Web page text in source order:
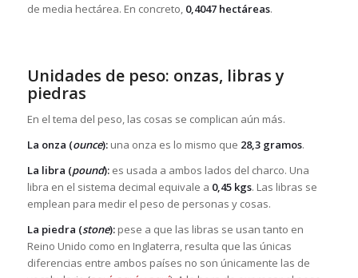
de media hectárea. En concreto, 0,4047 hectáreas.
Unidades de peso: onzas, libras y
piedras
En el tema del peso, las cosas se complican aún más.
La onza (ounce):una onza es lo mismo que 28,3 gramos.
La libra (pound):es usada a ambos lados del charco. Una
libra en el sistema decimal equivale a 0,45 kgs. Las libras se
emplean para medir el peso de personas y cosas.
La piedra (stone):pese a que las libras se usan tanto en
Reino Unido como en Inglaterra, resulta que las únicas
diferencias entre ambos países no son únicamente las de